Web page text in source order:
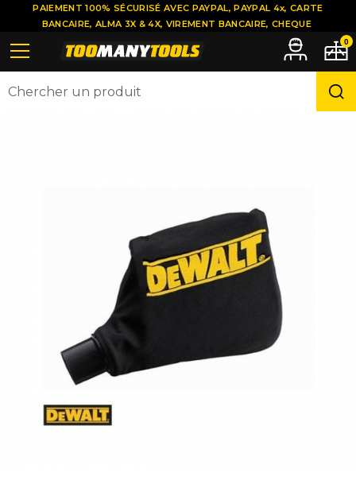
PAIEMENT 100% SÉCURISÉ AVEC PAYPAL, PAYPAL 4x, CARTE
BANCAIRE, ALMA 3X & 4X, VIREMENT BANCAIRE, CHEQUE
0